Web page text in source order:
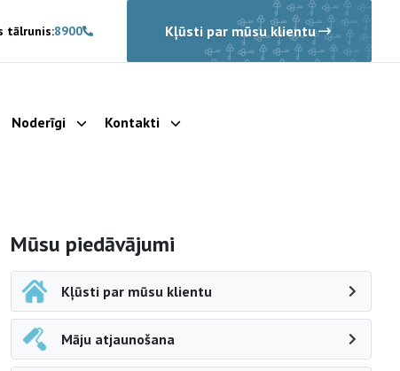
tālrunis:8900 Kļūsti par mūsu klientu
apakšizvēlni
Noderīgi Parādīt apakšizvēlni
Kontakti Parādīt apakšizvēlni
Sāna navigācija
Mūsu piedāvājumi
Kļūsti par mūsu klientu
Māju atjaunošana